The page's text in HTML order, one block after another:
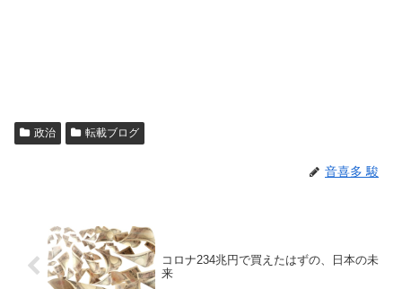
政治 転載ブログ
音喜多 駿
コロナ234兆円で買えたはずの、日本の未
来